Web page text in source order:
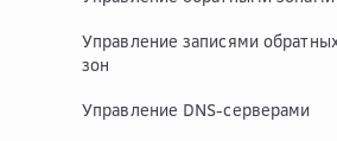
Управление записями
зон
Управление DNS-серверами